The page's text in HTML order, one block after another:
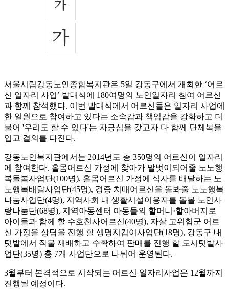
서울시립강동노인종합복지관은 5일 강동구에서 개최한 ‘어르
신 일자리 사업’ 발대식에 180여명의 노인일자리 참여 어르신
과 함께 참석했다. 이번 발대식에서 어르신들은 일자리 사업에
한 일원으로 참여하고 있다는 소속감과 책임감을 강화하고 더
불어 '우리도 할 수 있다'는 자긍심을 갖고자 다 함께 단체복을
입고 결의를 다진다.
강동노인복지관에서는 2014년도 총 350명의 어르신이 일자리
에 참여한다. 홀몸어르신 가정에 찾아가 말벗이되어줄 노노행
복돌봄사업단(100명), 홀몸어르신 가정에 식사를 배달하는 노
노행복배달사업단(45명), 경증 치매어르신을 돌봐줄 노노행복
나눔사업단(4명), 지역사회 내 생활시설이용자를 돌볼 노인사
랑나눔단(68명), 지역아동센터 아동들의 할머니·할아버지로
아이들과 함께 할 수호천사어르신(40명), 자살 고위험군 어르
신 가정을 상담을 진행 할 생명지킴이사업단(18명), 강동구 내
텃밭에서 작물 재배하고 수확하여 판매를 진행 할 도시텃밭사
업단(35명) 총 7개 사업단으로 나뉘어 운영된다.
3월부터 본격적으로 시작되는 어르신 일자리사업은 12월까지
진행될 예정이다.